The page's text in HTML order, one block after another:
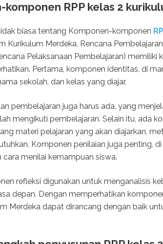
komponen RPP kelas 2
biasa tentang Komponen-komponen
Kurikulum Merdeka, Rencana
Pelaksanaan Pembelajaran)
Pertama, komponen identitas, di
sekolah, dan kelas yang diajar.
pembelajaran juga harus ada, yang
mengikuti pembelajaran. Selain itu, ada
materi pelajaran yang akan diajarkan,
Komponen penilaian juga penting, di
menilai kemampuan siswa.
refleksi digunakan untuk menganalisis
depan. Dengan memperhatikan
Merdeka dapat dirancang dengan baik